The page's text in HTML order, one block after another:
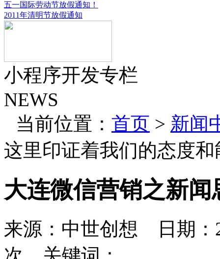
五一国际劳动节放假通知！
2011年清明节放假通知
小程序开发专栏
NEWS
当前位置： 首页 > 新闻
这里印证着我们的态度和
大连微信营销之新
来源：中世创想 日期：